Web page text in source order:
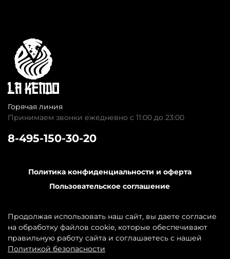
Горячая линия
Принимаем звонки ежедневно с 11:00 до 23:00
8-495-150-30-20
Политика конфиденциальности и оферта
Пользовательское соглашение
Контакты
Продолжая использовать наш сайт, вы даете согласие
на обработку файлов cookie, которые обеспечивают
правильную работу сайта и соглашаетесь с нашей
Политикой безопасности